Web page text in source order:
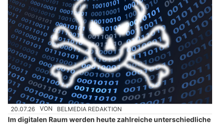
20.07.26 VON BELMEDIA REDAKTION
Im digitalen Raum werden heute zahlreiche unterschiedliche